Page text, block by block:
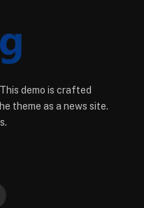
demo is crafted
theme as a news site.